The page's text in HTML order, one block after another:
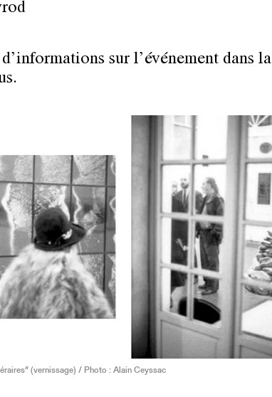
sur l’événement dans la
(vernissage) / Photo : Alain Ceyssac